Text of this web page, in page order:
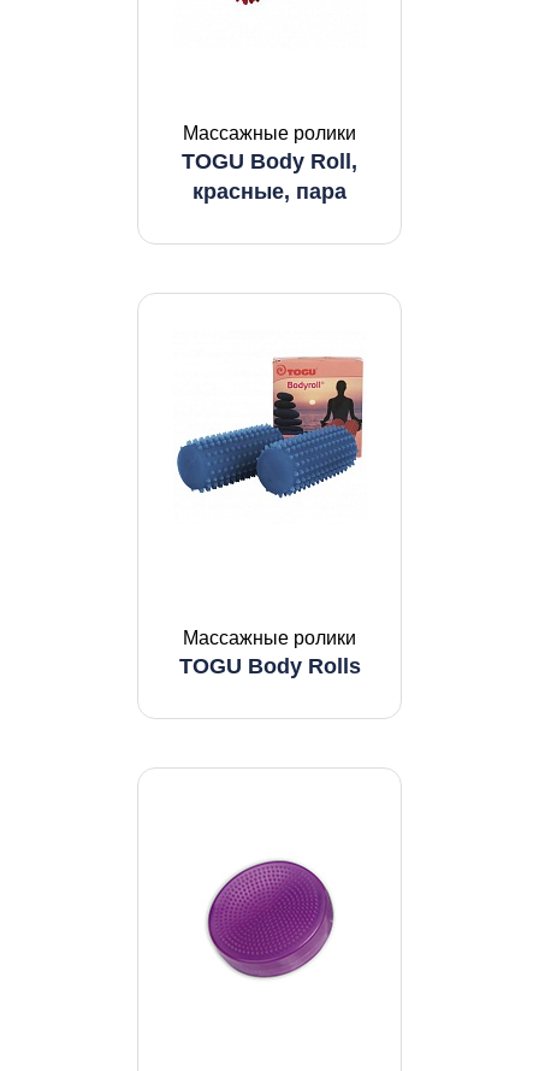
Массажные ролики
TOGU Body Roll,
красные, пара
Массажные ролики
TOGU Body Rolls